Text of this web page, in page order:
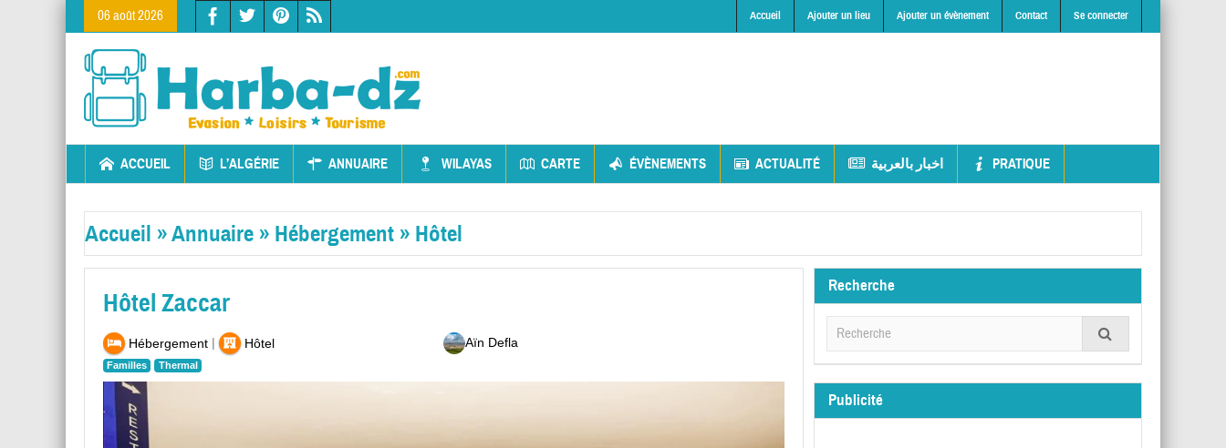
06 août 2026 Accueil Ajouter un lieu Ajouter un évènement Contact Se connecter
ACCUEIL L’ALGÉRIE ANNUAIRE WILAYAS CARTE ÉVÈNEMENTS ACTUALITÉ اخبار بالعربية PRATIQUE
Accueil »Annuaire » Hébergement » Hôtel
Hôtel Zaccar
Hébergement | Hôtel
Familles Thermal
Aïn Defla
Recherche
Publicité